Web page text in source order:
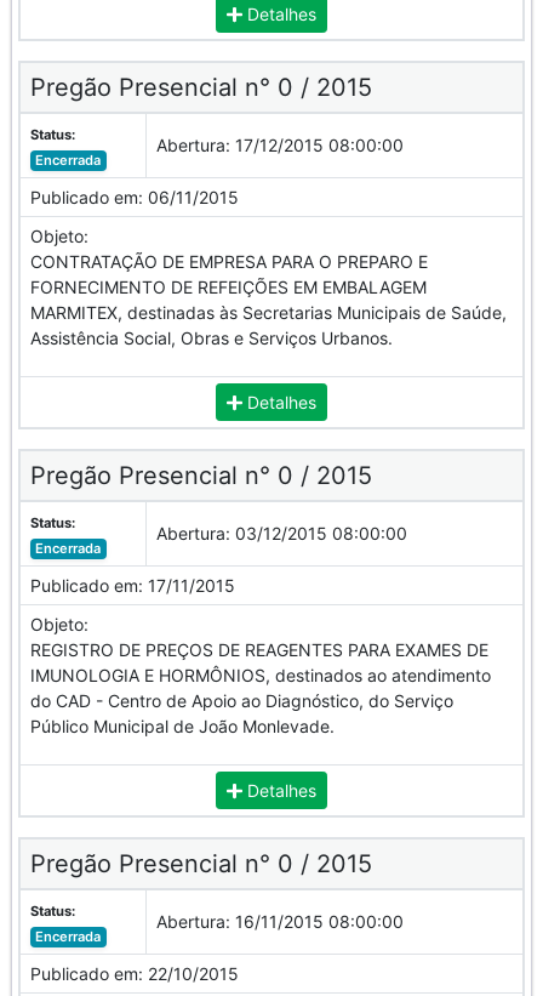
Detalhes
Pregão Presencial n° 0 / 2015
Status:
Encerrada
Abertura: 17/12/2015 08:00:00
Publicado em: 06/11/2015
Objeto:
CONTRATAÇÃO DE EMPRESA PARA O PREPARO E
FORNECIMENTO DE REFEIÇÕES EM EMBALAGEM
MARMITEX, destinadas às Secretarias Municipais de Saúde,
Assistência Social, Obras e Serviços Urbanos.
Detalhes
Pregão Presencial n° 0 / 2015
Status:
Encerrada
Abertura: 03/12/2015 08:00:00
Publicado em: 17/11/2015
Objeto:
REGISTRO DE PREÇOS DE REAGENTES PARA EXAMES DE
IMUNOLOGIA E HORMÔNIOS, destinados ao atendimento
do CAD - Centro de Apoio ao Diagnóstico, do Serviço
Público Municipal de João Monlevade.
Detalhes
Pregão Presencial n° 0 / 2015
Status:
Encerrada
Abertura: 16/11/2015 08:00:00
Publicado em: 22/10/2015